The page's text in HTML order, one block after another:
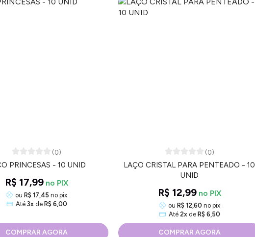
(0)
PRINCESAS - 10 UNID
R$ 17,99
ouR$ 17,45 no pix
Até 3xde R$ 6,00
COMPRAR AGORA
(0)
LAÇO CRISTAL PARA PENTEADO - 10
UNID
R$ 12,99
ouR$ 12,60 no pix
Até 2xde R$ 6,50
COMPRAR AGORA